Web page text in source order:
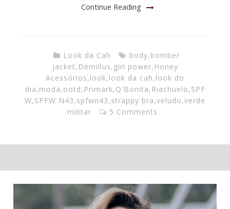
Continue Reading
Look da Cah body,bomber
jacket, Demillus, girl power, Honey
Acessórios,look,look da cah,look do
dia,moda,ootd, Primark,Q'Bonita, Riachuelo,SPF
W,SPFW N43,spfwn43,strappy bra,veludo,verde
militar
5 Comments